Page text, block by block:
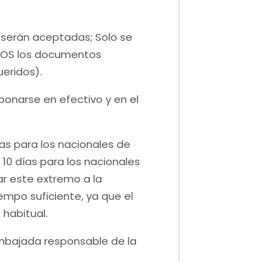
aceptadas; Solo se
los documentos
en efectivo y en el
para los nacionales de
días para los nacionales
este extremo a la
suficiente, ya que el
responsable de la